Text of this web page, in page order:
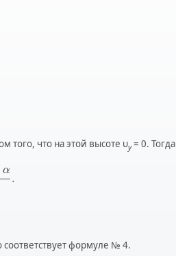
того, что на этой высоте υy= 0. Тогда
α
.
формуле № 4.